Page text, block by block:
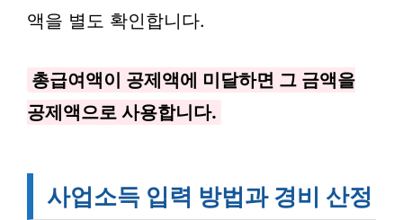
액을 별도 확인합니다.
총급여액이 공제액에 미달하면 그 금액을
공제액으로 사용합니다.
사업소득 입력 방법과 경비 산정